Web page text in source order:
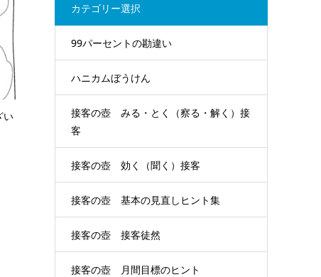
い
カテゴリー選択
99パーセントの勘違い
ハニカムぼうけん
接客の壺 みる・とく（察る・解く）接
客
接客の壺 効く（聞く）接客
接客の壺 基本の見直しヒント集
接客の壺 接客徒然
接客の壺 月間目標のヒント